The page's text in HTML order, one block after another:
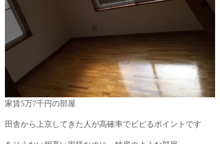
家賃5万7千円の部屋
田舎から上京してきた人が高確率でビビるポイントです